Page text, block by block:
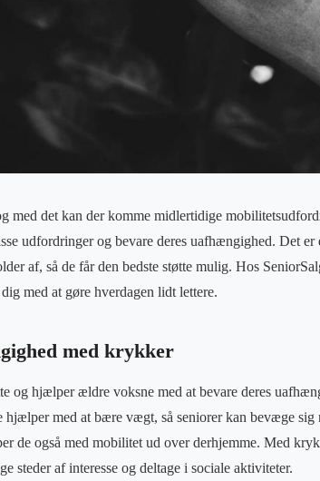
med det kan der komme midlertidige
udfordringer og bevare deres uafhængighed. Det
af, så de får den bedste støtte mulig. Hos
med at gøre hverdagen lidt lettere.
med krykker
og hjælper ældre voksne med at bevare deres
med at bære vægt, så seniorer kan bevæge sig
de også med mobilitet ud over derhjemme. Med
steder af interesse og deltage i sociale aktiviteter.